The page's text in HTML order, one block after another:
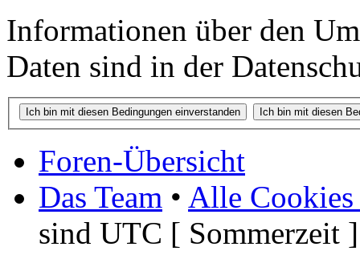
Informationen über den
Daten sind in der
Foren-Übersicht
Das Team • Alle Cookies
sind UTC [ Sommerzeit ]